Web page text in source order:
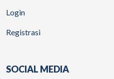
Login
Registrasi
SOCIAL MEDIA